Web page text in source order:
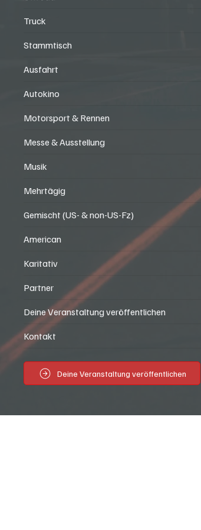
Truck
Stammtisch
Ausfahrt
Autokino
Motorsport & Rennen
Messe & Ausstellung
Musik
Mehrtägig
Gemischt (US- & non-US-Fz)
American
Karitativ
Partner
Deine Veranstaltung veröffentlichen
Kontakt
Deine Veranstaltung veröffentlichen